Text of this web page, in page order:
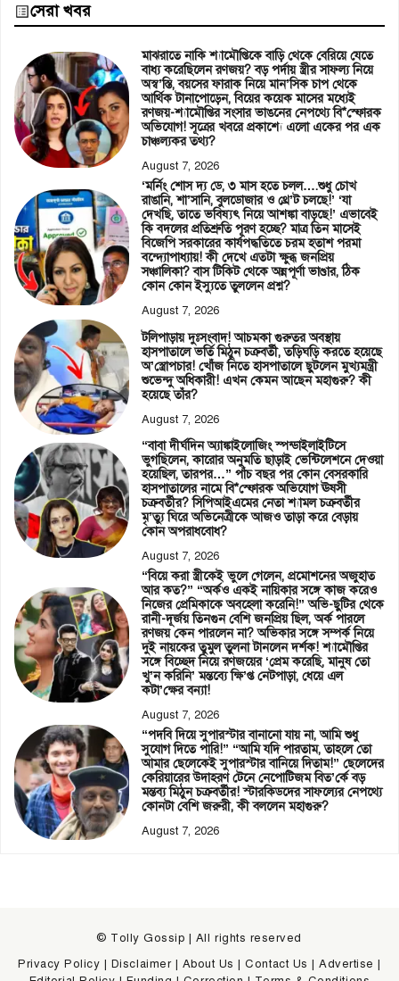
সেরা খবর
মাঝরাতে নাকি শ্যামৌপ্তিকে বাড়ি থেকে বেরিয়ে যেতে
বাধ্য করেছিলেন রণজয়? বড় পর্দায় স্ত্রীর সাফল্য নিয়ে
অস্ব’স্তি, বয়সের ফারাক নিয়ে মান’সিক চাপ থেকে
আর্থিক টানাপোড়েন, বিয়ের কয়েক মাসের মধ্যেই
রণজয়-শ্যামৌপ্তির সংসার ভাঙনের নেপথ্যে বি*স্ফোরক
অভিযোগ! সূত্রের খবরে প্রকাশ্যে এলো একের পর এক
চাঞ্চল্যকর তথ্য?
August 7, 2026
‘মর্নিং শোস দ্য ডে, ৩ মাস হতে চলল….শুধু চোখ
রাঙানি, শা’সানি, বুলডোজার ও থ্রে’ট চলছে!’ ‘যা
দেখছি, তাতে ভবিষ্যৎ নিয়ে আশঙ্কা বাড়ছে!’ এভাবেই
কি বদলের প্রতিশ্রুতি পূরণ হচ্ছে? মাত্র তিন মাসেই
বিজেপি সরকারের কার্যপদ্ধতিতে চরম হতাশ পরমা
বন্দ্যোপাধ্যায়! কী দেখে এতটা ক্ষুব্ধ জনপ্রিয়
সঞ্চালিকা? বাস টিকিট থেকে অন্নপূর্ণা ভাণ্ডার, ঠিক
কোন কোন ইস্যুতে তুললেন প্রশ্ন?
August 7, 2026
টলিপাড়ায় দুঃসংবাদ! আচমকা গুরুতর অবস্থায়
হাসপাতালে ভর্তি মিঠুন চক্রবর্তী, তড়িঘড়ি করতে হয়েছে
অ’স্ত্রোপচার! খোঁজ নিতে হাসপাতালে ছুটলেন মুখ্যমন্ত্রী
শুভেন্দু অধিকারী! এখন কেমন আছেন মহাগুরু? কী
হয়েছে তাঁর?
August 7, 2026
“বাবা দীর্ঘদিন অ্যাঙ্কাইলোজিং স্পন্ডাইলাইটিসে
ভুগছিলেন, কারোর অনুমতি ছাড়াই ভেন্টিলেশনে দেওয়া
হয়েছিল, তারপর…” পাঁচ বছর পর কোন বেসরকারি
হাসপাতালের নামে বি*স্ফোরক অভিযোগ ঊষসী
চক্রবর্তীর? সিপিআইএমের নেতা শ্যামল চক্রবর্তীর
মৃ’ত্যু ঘিরে অভিনেত্রীকে আজও তাড়া করে বেড়ায়
কোন অপরাধবোধ?
August 7, 2026
“বিয়ে করা স্ত্রীকেই ভুলে গেলেন, প্রমোশনের অজুহাত
আর কত?” “অর্কও একই নায়িকার সঙ্গে কাজ করেও
নিজের প্রেমিকাকে অবহেলা করেনি!” অভি-ছুটির থেকে
রানী-দূর্জয় তিনগুন বেশি জনপ্রিয় ছিল, অর্ক পারলে
রণজয় কেন পারলেন না? অভিকার সঙ্গে সম্পর্ক নিয়ে
দুই নায়কের তুমুল তুলনা টানলেন দর্শক! শ্যামৌপ্তির
সঙ্গে বিচ্ছেদ নিয়ে রণজয়ের ‘প্রেম করেছি, মানুষ তো
খু’ন করিনি’ মন্তব্যে ক্ষি’প্ত নেটপাড়া, ধেয়ে এল
কটা’ক্ষের বন্যা!
August 7, 2026
“পদবি দিয়ে সুপারস্টার বানানো যায় না, আমি শুধু
সুযোগ দিতে পারি!” “আমি যদি পারতাম, তাহলে তো
আমার ছেলেকেই সুপারস্টার বানিয়ে দিতাম!” ছেলেদের
কেরিয়ারের উদাহরণ টেনে নেপোটিজম বিত’র্কে বড়
মন্তব্য মিঠুন চক্রবর্তীর! স্টারকিডদের সাফল্যের নেপথ্যে
কোনটা বেশি জরুরী, কী বললেন মহাগুরু?
August 7, 2026
© Tolly Gossip | All rights reserved
Privacy Policy | Disclaimer| About Us |Contact Us |Advertise |